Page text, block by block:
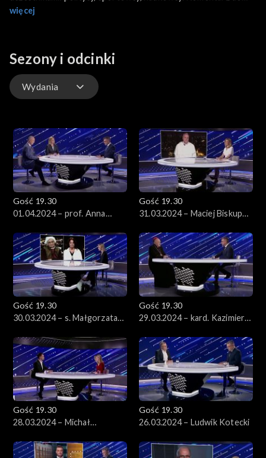
materiałów przedstawionych tego dnia w programie 19:30.
więcej
Sezony i odcinki
Wydania
Gość 19.30
01.04.2024 – prof. Anna
Konarski
Gość 19.30
31.03.2024 – Maciej Biskup
Gość 19.30
30.03.2024 – s. Małgorzata
Gość 19.30
29.03.2024 – kard. Kazimierz
Gość 19.30
28.03.2024 – Michał
Gość 19.30
26.03.2024 – Ludwik Kotecki